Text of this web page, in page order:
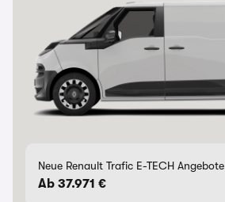
Neue Renault Trafic E-TECH Angebote
Ab 37.971 €